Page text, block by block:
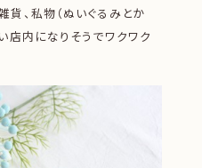
、私物（ぬいぐるみとか
店内になりそうでワクワク